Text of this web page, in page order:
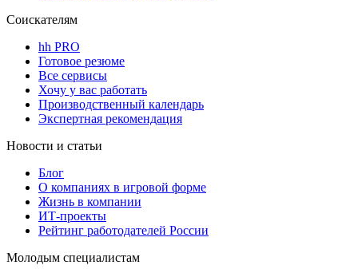
Соискателям
hh PRO
Готовое резюме
Все сервисы
Хочу у вас работать
Производственный календарь
Экспертная рекомендация
Новости и статьи
Блог
О компаниях в игровой форме
Жизнь в компании
ИТ-проекты
Рейтинг работодателей России
Молодым специалистам